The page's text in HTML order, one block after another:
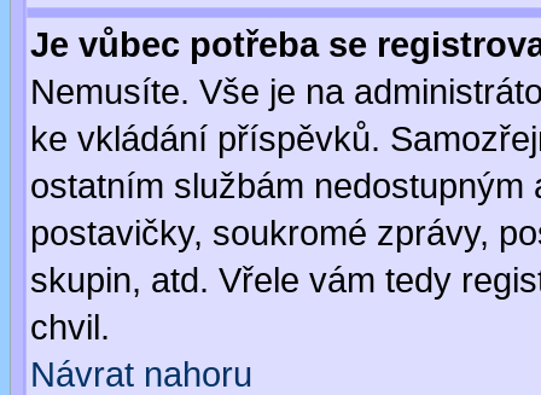
Je vůbec potřeba se
Nemusíte. Vše je na
ke vkládání příspěvků.
ostatním službám
postavičky, soukromé zprávy,
skupin, atd. Vřele vám tedy
chvil.
Návrat nahoru